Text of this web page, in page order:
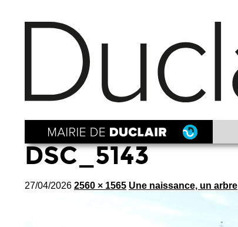
DSC_5143
27/04/2026 2560 × 1565 Une naissance, un arbre